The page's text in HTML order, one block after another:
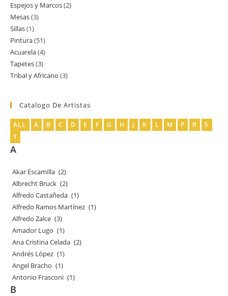
producto
Espejos y Marcos 22
Mesas 33
Sillas 11
producto
Pintura 5151
productos
Acuarela 44
productos
Tapetes 33
productos
Tribal y Africano 33
Catalogo De Artistas
ALL A B C D E F G H J K L M P R
S
T
A
Akar Escamilla (2)
Albrecht Bruck (2)
Alfredo Castañeda (1)
Alfredo Ramos Martínez (1)
Alfredo Zalce (3)
Amador Lugo (1)
Ana Cristina Celada (2)
Andrés López (1)
Angel Bracho (1)
Antonio Frasconi (1)
B